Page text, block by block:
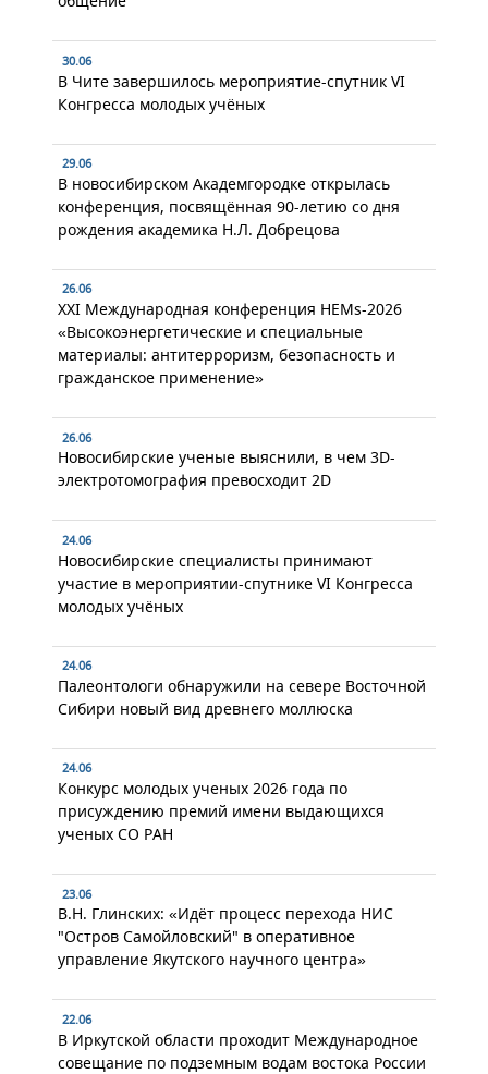
30.06
В Чите завершилось мероприятие-спутник VI
Конгресса молодых учёных
29.06
В новосибирском Академгородке открылась
конференция, посвящённая 90-летию со дня
рождения академика Н.Л. Добрецова
26.06
XXI Международная конференция HEMs-2026
«Высокоэнергетические и специальные
материалы: антитерроризм, безопасность и
гражданское применение»
26.06
Новосибирские ученые выяснили, в чем 3D-
электротомография превосходит 2D
24.06
Новосибирские специалисты принимают
участие в мероприятии-спутнике VI Конгресса
молодых учёных
24.06
Палеонтологи обнаружили на севере Восточной
Сибири новый вид древнего моллюска
24.06
Конкурс молодых ученых 2026 года по
присуждению премий имени выдающихся
ученых СО РАН
23.06
В.Н. Глинских: «Идёт процесс перехода НИС
"Остров Самойловский" в оперативное
управление Якутского научного центра»
22.06
В Иркутской области проходит Международное
совещание по подземным водам востока России